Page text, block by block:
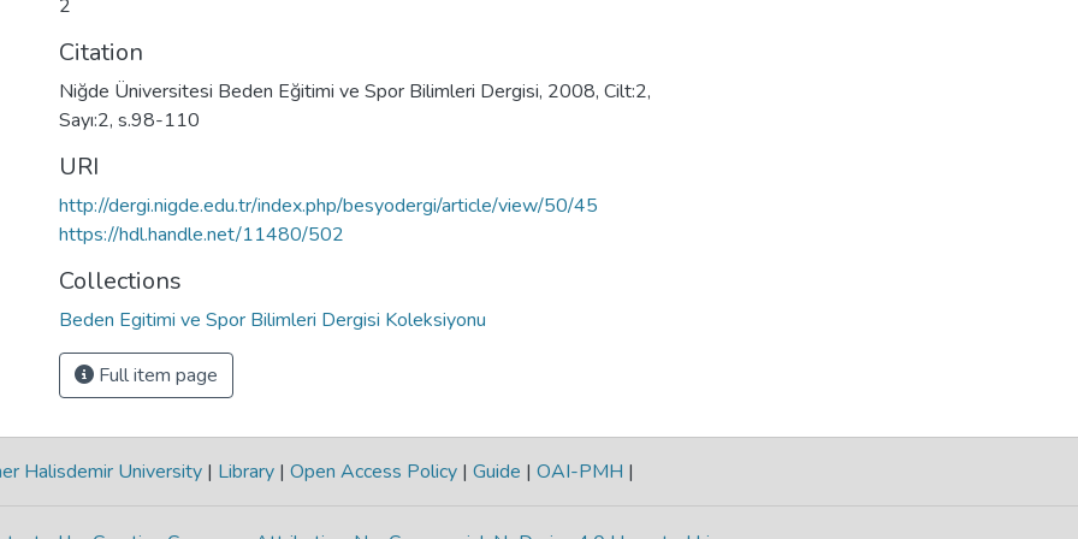
2
Citation
Niğde Üniversitesi Beden Eğitimi ve Spor Bilimleri Dergisi, 2008, Cilt:2,
Sayı:2, s.98-110
URI
http://dergi.nigde.edu.tr/index.php/besyodergi/article/view/50/45
https://hdl.handle.net/11480/502
Collections
Beden Egitimi ve Spor Bilimleri Dergisi Koleksiyonu
Full item page
Halisdemir University | Library | Open Access Policy | Guide | OAI-PMH |